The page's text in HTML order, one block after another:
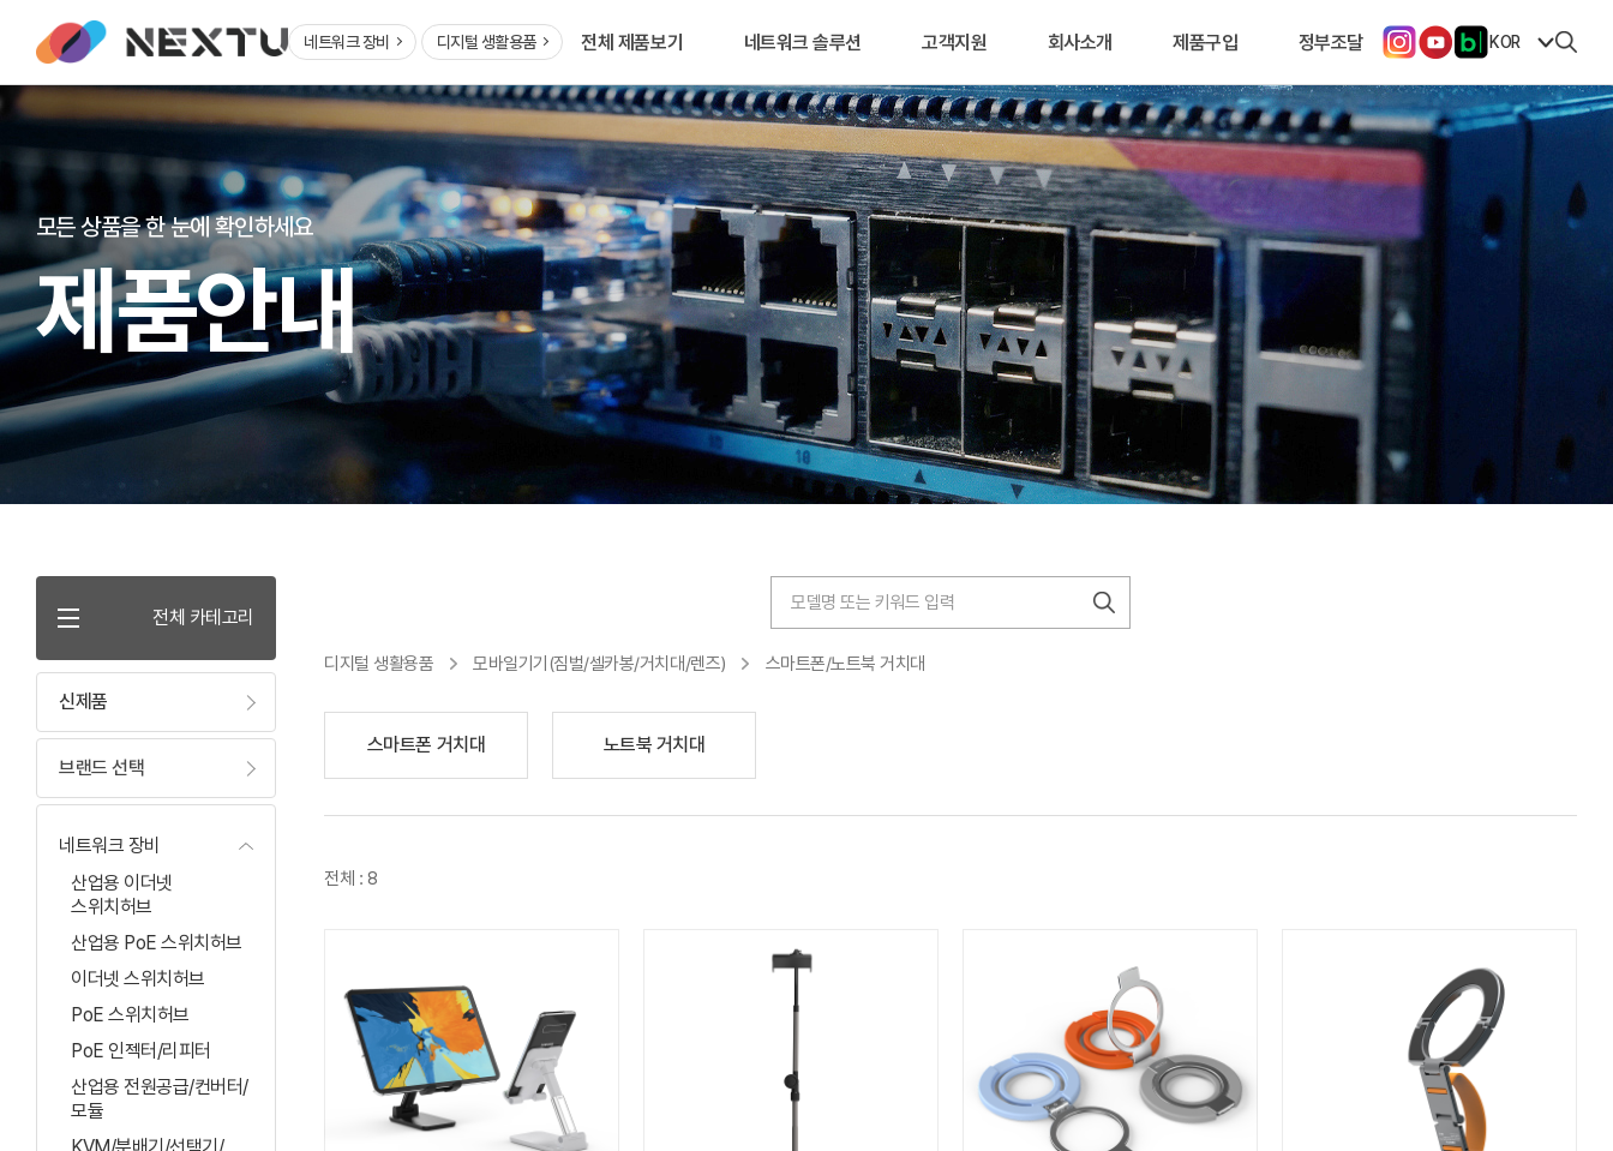
네트워크 장비 디지털 생활용품 전체 제품보기 네트워크 솔루션 고객지원 회사소개 제품구입 정부조달 KOR
모든 상품을 한 눈에 확인하세요
제품안내
전체 카테고리
신제품
브랜드 선택
네트워크 장비
산업용 이더넷
스위치허브
산업용 PoE 스위치허브
이더넷 스위치허브
PoE 스위치허브
PoE 인젝터/리피터
산업용 전원공급/컨버터/
모듈
디지털 생활용품 모바일기기(짐벌/셀카봉/거치대/렌즈) 스마트폰/노트북 거치대
스마트폰 거치대 노트북 거치대
전체 : 8